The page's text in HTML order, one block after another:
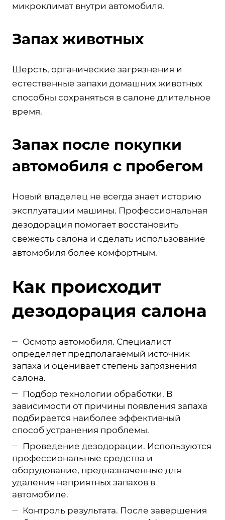
микроклимат внутри автомобиля.
Запах животных
Шерсть, органические загрязнения и
естественные запахи домашних животных
способны сохраняться в салоне длительное
время.
Запах после покупки
автомобиля с пробегом
Новый владелец не всегда знает историю
эксплуатации машины. Профессиональная
дезодорация помогает восстановить
свежесть салона и сделать использование
автомобиля более комфортным.
Как происходит
дезодорация салона
Осмотр автомобиля. Специалист
определяет предполагаемый источник
запаха и оценивает степень загрязнения
салона.
Подбор технологии обработки. В
зависимости от причины появления запаха
подбирается наиболее эффективный
способ устранения проблемы.
Проведение дезодорации. Используются
профессиональные средства и
оборудование, предназначенные для
удаления неприятных запахов в
автомобиле.
Контроль результата. После завершения